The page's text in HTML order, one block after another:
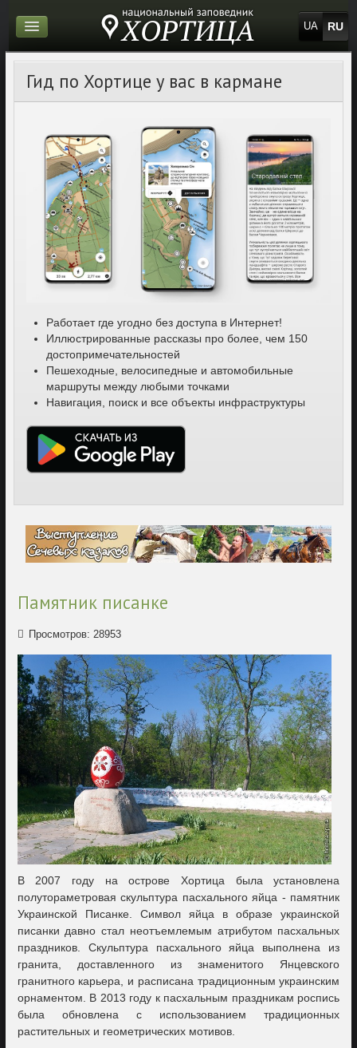
UA RU
Гид по Хортице у вас в кармане
Работает где угодно без доступа в Интернет!
Иллюстрированные рассказы про более, чем 150
достопримечательностей
Пешеходные, велосипедные и автомобильные
маршруты между любыми точками
Навигация, поиск и все объекты инфраструктуры
Памятник писанке
Просмотров: 28953
В 2007 году на острове Хортица была установлена
полутораметровая скульптура пасхального яйца - памятник
Украинской Писанке. Символ яйца в образе украинской
писанки давно стал неотъемлемым атрибутом пасхальных
праздников. Скульптура пасхального яйца выполнена из
гранита, доставленного из знаменитого Янцевского
гранитного карьера, и расписана традиционным украинским
орнаментом. В 2013 году к пасхальным праздникам роспись
была обновлена с использованием традиционных
растительных и геометрических мотивов.